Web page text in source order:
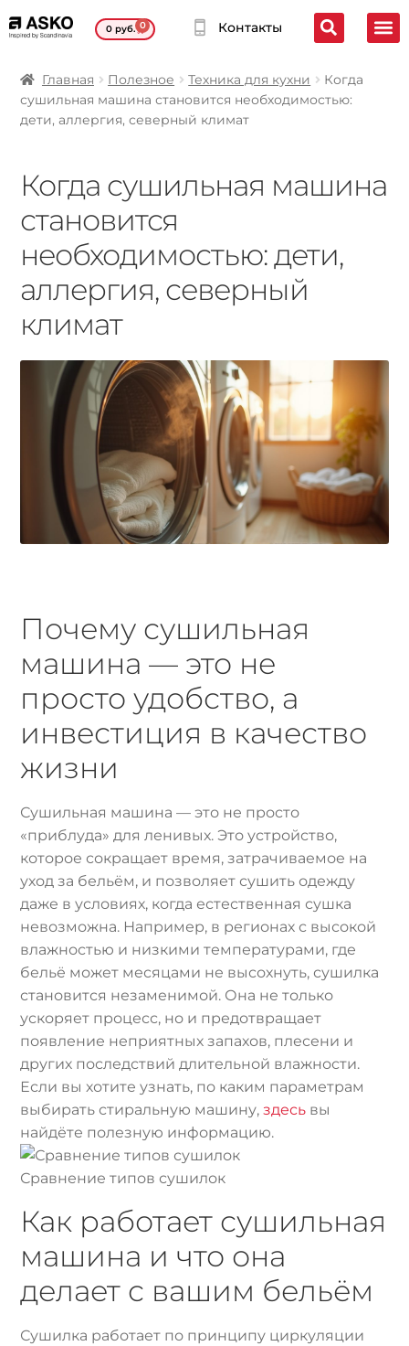
0руб. 0 Контакты
Главная Полезное Техника для кухни
Когда
сушильная машина становится необходимостью:
дети, аллергия, северный климат
Когда сушильная машина
становится
необходимостью: дети,
аллергия, северный
климат
Почему сушильная
машина — это не
просто удобство, а
инвестиция в качество
жизни
Сушильная машина — это не просто
«приблуда» для ленивых. Это устройство,
которое сокращает время, затрачиваемое на
уход за бельём, и позволяет сушить одежду
даже в условиях, когда естественная сушка
невозможна. Например, в регионах с высокой
влажностью и низкими температурами, где
бельё может месяцами не высохнуть, сушилка
становится незаменимой. Она не только
ускоряет процесс, но и предотвращает
появление неприятных запахов, плесени и
других последствий длительной влажности.
Если вы хотите узнать, по каким параметрам
выбирать стиральную машину,здесь вы
найдёте полезную информацию.
Сравнение типов сушилок
Как работает сушильная
машина и что она
делает с вашим бельём
Сушилка работает по принципу циркуляции